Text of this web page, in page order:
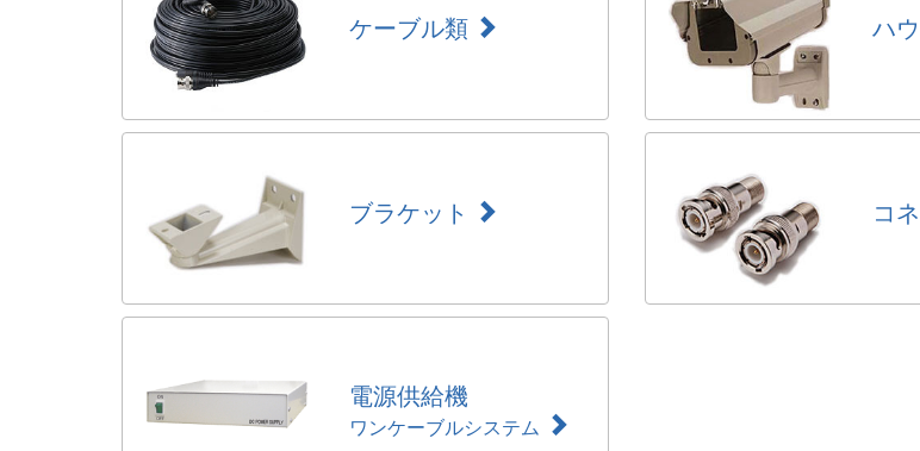
ケーブル類 ハ
ブラケット コ
電源供給機
ワンケーブルシステム